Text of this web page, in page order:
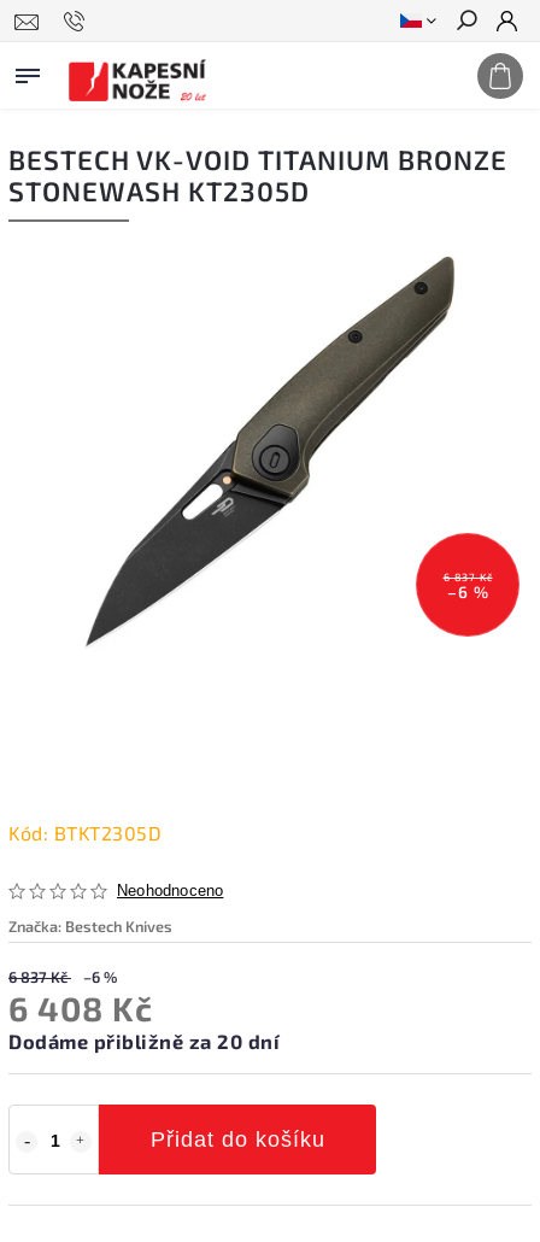
Hledat
BESTECH VK-VOID TITANIUM BRONZE
STONEWASH KT2305D
6 837 Kč
–6 %
Kód: BTKT2305D
Neohodnoceno
Značka: Bestech Knives
6 837 Kč –6 %
6 408 Kč
Dodáme přibližně za 20 dní
Přidat do košíku